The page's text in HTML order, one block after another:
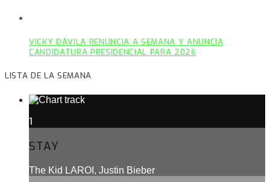
VICKY DÁVILA RENUNCIA A SEMANA Y ANUNCIA
CANDIDATURA PRESIDENCIAL PARA 2026
LISTA DE LA SEMANA
1
STAY
The Kid LAROI, Justin Bieber